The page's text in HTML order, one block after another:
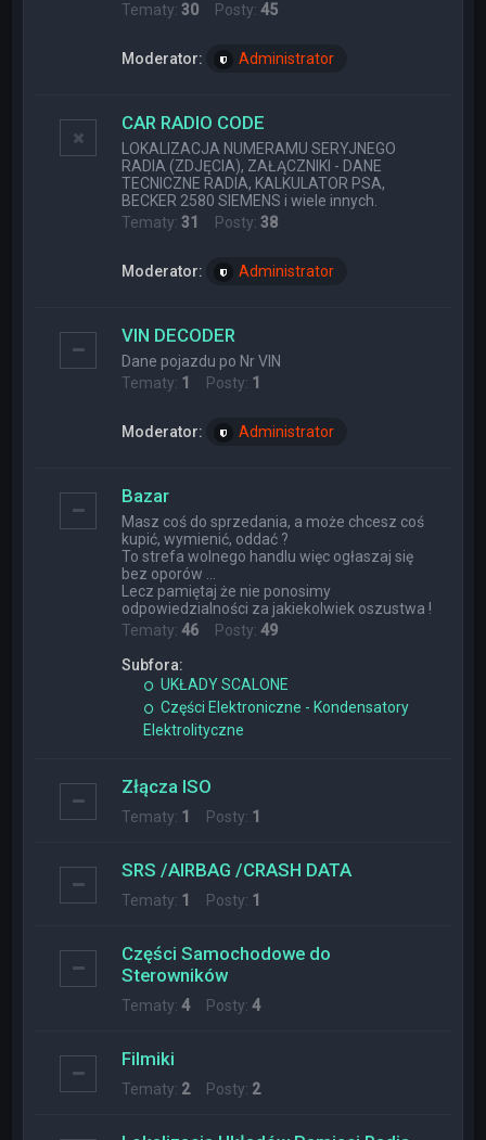
Tematy:30 Posty:45
Moderator: Administrator
CAR RADIO CODE
LOKALIZACJA NUMERAMU SERYJNEGO
RADIA (ZDJĘCIA), ZAŁĄCZNIKI - DANE
TECNICZNE RADIA, KALKULATOR PSA,
BECKER 2580 SIEMENS i wiele innych.
Tematy:31 Posty:38
Moderator: Administrator
VIN DECODER
Dane pojazdu po Nr VIN
Tematy: 1 Posty: 1
Moderator: Administrator
Bazar
Masz coś do sprzedania, a może chcesz coś
kupić, wymienić, oddać ?
To strefa wolnego handlu więc ogłaszaj się
bez oporów ...
Lecz pamiętaj że nie ponosimy
odpowiedzialności za jakiekolwiek oszustwa !
Tematy:46 Posty:49
Subfora:
UKŁADY SCALONE
Części Elektroniczne - Kondensatory
Elektrolityczne
Złącza ISO
Tematy: 1 Posty: 1
SRS /AIRBAG /CRASH DATA
Tematy: 1 Posty: 1
Części Samochodowe do
Sterowników
Tematy:4Posty:4
Filmiki
Tematy: 2Posty: 2